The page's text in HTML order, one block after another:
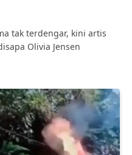
tak terdengar, kini artis
Olivia Jensen